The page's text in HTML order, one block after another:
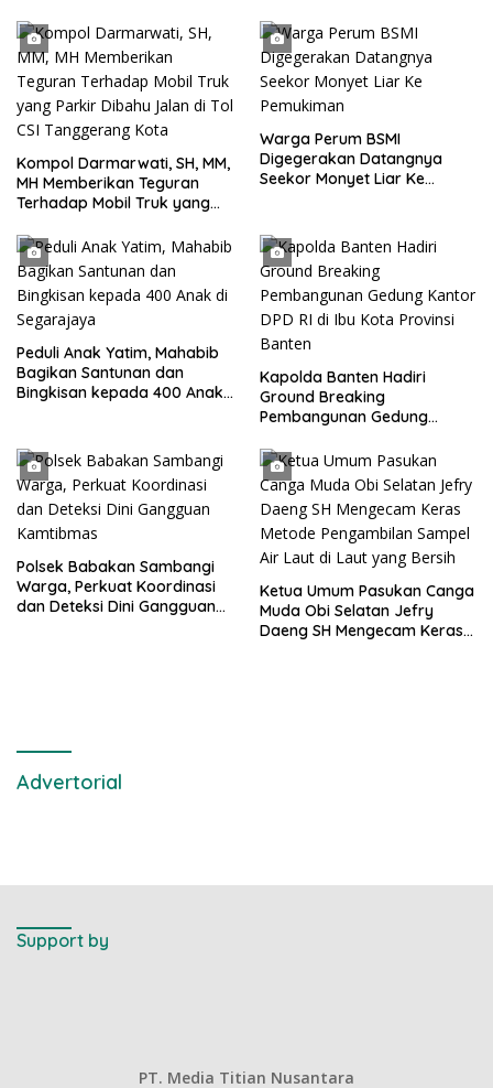
Kompol Darmarwati, SH, MM,
MH Memberikan Teguran
Terhadap Mobil Truk yang
Tanggerang Kota
Warga Perum BSMI
Digegerakan Datangnya
Seekor Monyet Liar Ke
Peduli Anak Yatim, Mahabib
Bagikan Santunan dan
Bingkisan kepada 400 Anak
Kapolda Banten Hadiri
Ground Breaking
Pembangunan Gedung
Provinsi Banten
Polsek Babakan Sambangi
Warga, Perkuat Koordinasi
dan Deteksi Dini Gangguan
Ketua Umum Pasukan Canga
Muda Obi Selatan Jefry
Daeng SH Mengecam Keras
Advertorial
Support by
PT. Media Titian Nusantara